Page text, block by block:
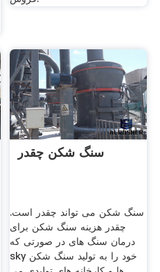
سنگ شکن چقدر
سنگ شکن می تواند چقدر است.
چقدر هزینه سنگ شکن برای
درمان سنگ های در صورتی که
sky خود را به تولید سنگ شکن